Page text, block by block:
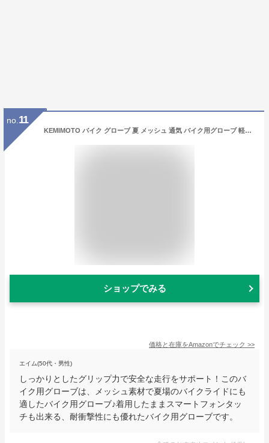
no. 11
KEMIMOTO バイク グローブ 夏 メッシュ 通気 バイク用グローブ 軽量 スマホ対応 夏用グローブ オートバイ手袋 滑り止め 耐衝撃 プロテクト 春夏秋 レッド XL 402
ショップでみる
価格と在庫をAmazonでチェック >>
エイム(50代・男性)
しっかりとしたグリップ力で安全な走行をサポート！このバ
イク用グローブは、メッシュ素材で夏場のバイクライドにも
適したバイク用グローブ♪着用したままスマートフォンタッ
チも出来る、耐衝撃性にも優れたバイク用グローブです。